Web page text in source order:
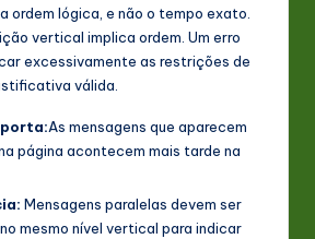
ordem lógica, e não o tempo exato.
vertical implica ordem. Um erro
excessivamente as restrições de
válida.
As mensagens que aparecem
página acontecem mais tarde na
Mensagens paralelas devem ser
mesmo nível vertical para indicar